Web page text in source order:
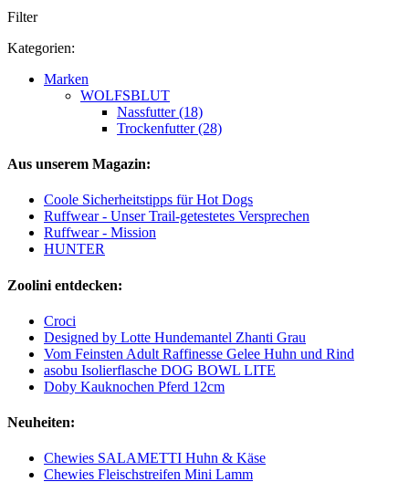
Filter
Kategorien:
Marken
WOLFSBLUT
Nassfutter (18)
Trockenfutter (28)
Aus unserem Magazin:
Coole Sicherheitstipps für Hot Dogs
Ruffwear - Unser Trail-getestetes Versprechen
Ruffwear - Mission
HUNTER
Zoolini entdecken:
Croci
Designed by Lotte Hundemantel Zhanti Grau
Vom Feinsten Adult Raffinesse Gelee Huhn und Rind
asobu Isolierflasche DOG BOWL LITE
Doby Kauknochen Pferd 12cm
Neuheiten:
Chewies SALAMETTI Huhn & Käse
Chewies Fleischstreifen Mini Lamm